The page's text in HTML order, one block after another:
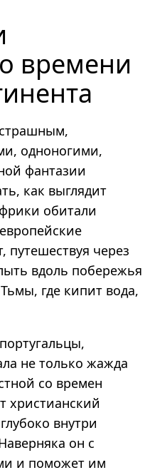
времени
одноногими,
фантазии
как выглядит
обитали
путешествуя через
вдоль побережья
где кипит вода,
не только жажда
со времен
христианский
внутри
он с
и поможет им